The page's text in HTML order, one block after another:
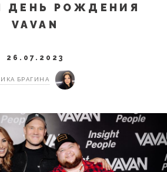
ДЕНЬ РОЖДЕНИЯ
VAVAN
26.07.2023
БРАГИНА